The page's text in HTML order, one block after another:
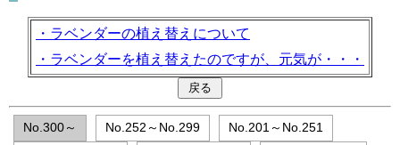
・ラベンダーの植え替えについて
・ラベンダーを植え替えたのですが、元気が・・・
No.300～ No.252～No.299
No.201～No.251